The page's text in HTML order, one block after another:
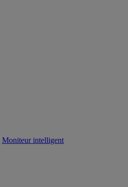
Moniteur intelligent